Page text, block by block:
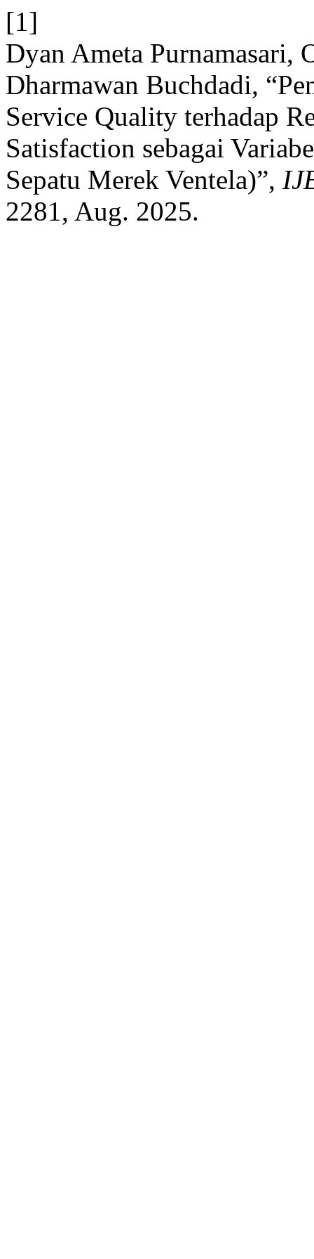
[1]
Dyan Ameta Purnamasari,
Dharmawan Buchdadi,
Service Quality terhadap
Satisfaction sebagai
Sepatu Merek Ventela)”,
2281, Aug. 2025.